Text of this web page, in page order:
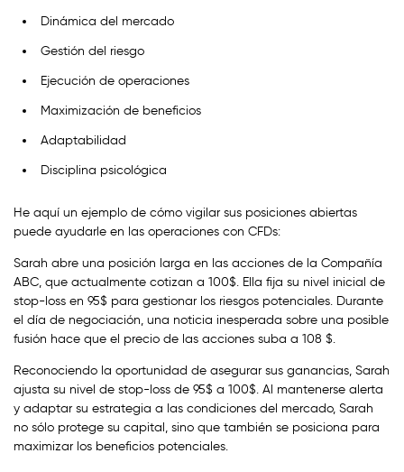
Dinámica del mercado
Gestión del riesgo
Ejecución de operaciones
Maximización de beneficios
Adaptabilidad
Disciplina psicológica
He aquí un ejemplo de cómo vigilar sus posiciones abiertas
puede ayudarle en las operaciones con CFDs:
Sarah abre una posición larga en las acciones de la Compañía
ABC, que actualmente cotizan a 100$. Ella fija su nivel inicial de
stop-loss en 95$ para gestionar los riesgos potenciales. Durante
el día de negociación, una noticia inesperada sobre una posible
fusión hace que el precio de las acciones suba a 108 $.
Reconociendo la oportunidad de asegurar sus ganancias, Sarah
ajusta su nivel de stop-loss de 95$ a 100$. Al mantenerse alerta
y adaptar su estrategia a las condiciones del mercado, Sarah
no sólo protege su capital, sino que también se posiciona para
maximizar los beneficios potenciales.